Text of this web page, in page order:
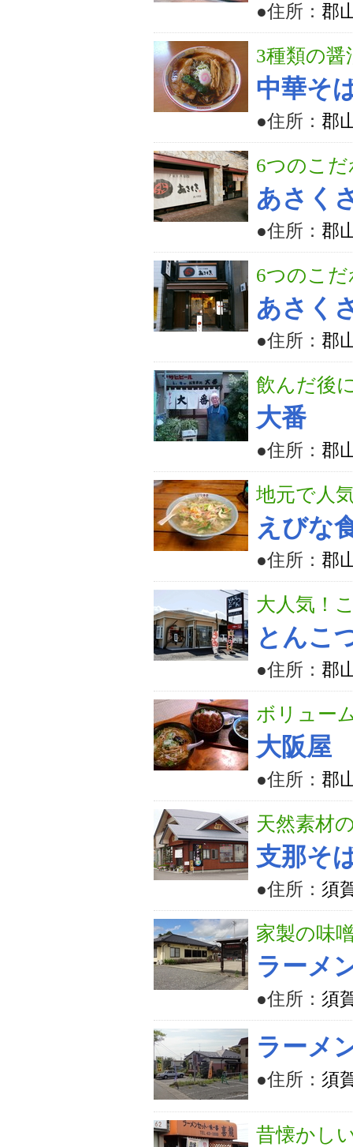
●住所： 郡
3種類の
中華そ
●住所： 郡
6つのこ
あさく
●住所： 郡
6つのこ
あさく
●住所： 郡
飲んだ後
大番
●住所： 郡
地元で人
えびな
●住所： 郡
大人気！
とんこ
●住所： 郡
ボリュー
大阪屋
●住所： 郡
天然素材
支那そ
●住所： 須
家製の味
ラーメ
●住所： 須
ラーメ
●住所： 須
昔懐かし